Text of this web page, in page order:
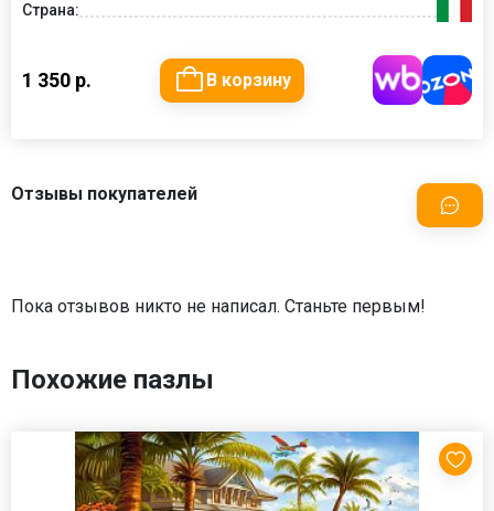
Страна:
1 350 р. В корзину
Отзывы покупателей
Пока отзывов никто не написал. Станьте первым!
Похожие пазлы